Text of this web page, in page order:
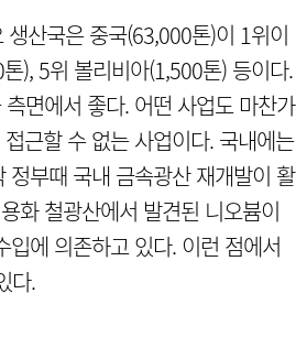
산국은 중국(63,000톤)이 1위이
), 5위 볼리비아(1,500톤) 등이다.
면에서 좋다. 어떤 사업도 마찬가
근할 수 없는 사업이다. 국내에는
부때 국내 금속광산 재개발이 활
화 철광산에서 발견된 니오븀이
에 의존하고 있다. 이런 점에서
다.